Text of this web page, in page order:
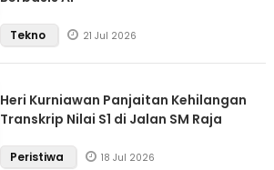
Tekno 21 Jul 2026
Heri Kurniawan Panjaitan Kehilangan
Transkrip Nilai S1 di Jalan SM Raja
Peristiwa 18 Jul 2026